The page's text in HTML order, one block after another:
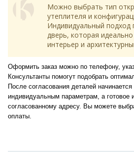
Можно выбрать тип
утеплителя и
Индивидуальный подход
дверь, которая
интерьер и
Оформить заказ можно по телефону,
Консультанты помогут подобрать
После согласования деталей начинается
индивидуальным параметрам, а готовое
согласованному адресу. Вы можете
оплаты.